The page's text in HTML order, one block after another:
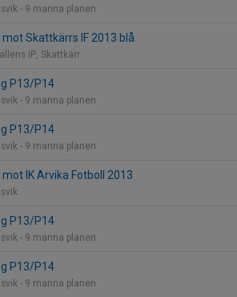
- 9 manna planen
mot Skattkärrs IF 2013 blå
IP, Skattkärr
P13/P14
- 9 manna planen
P13/P14
- 9 manna planen
mot IK Arvika Fotboll 2013
P13/P14
- 9 manna planen
P13/P14
- 9 manna planen